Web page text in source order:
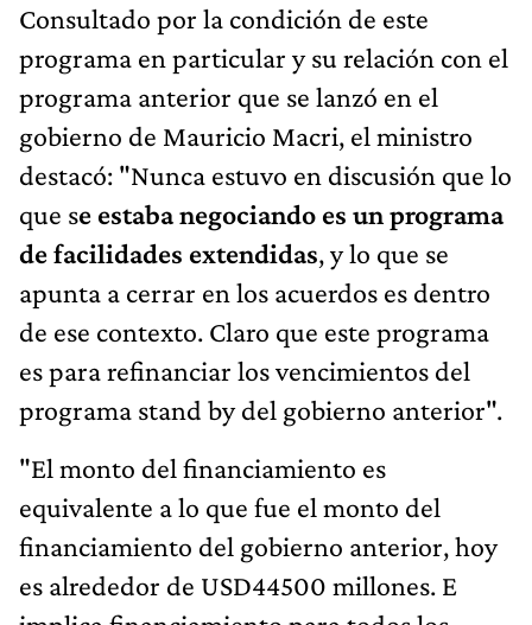
Consultado por la condición de este
programa en particular y su relación con el
programa anterior que se lanzó en el
gobierno de Mauricio Macri, el ministro
destacó: "Nunca estuvo en discusión que lo
que se estaba negociando es un programa
de facilidades extendidas, y lo que se
apunta a cerrar en los acuerdos es dentro
de ese contexto. Claro que este programa
es para refinanciar los vencimientos del
programa stand by del gobierno anterior".
"El monto del financiamiento es
equivalente a lo que fue el monto del
financiamiento del gobierno anterior, hoy
es alrededor de USD44500 millones. E